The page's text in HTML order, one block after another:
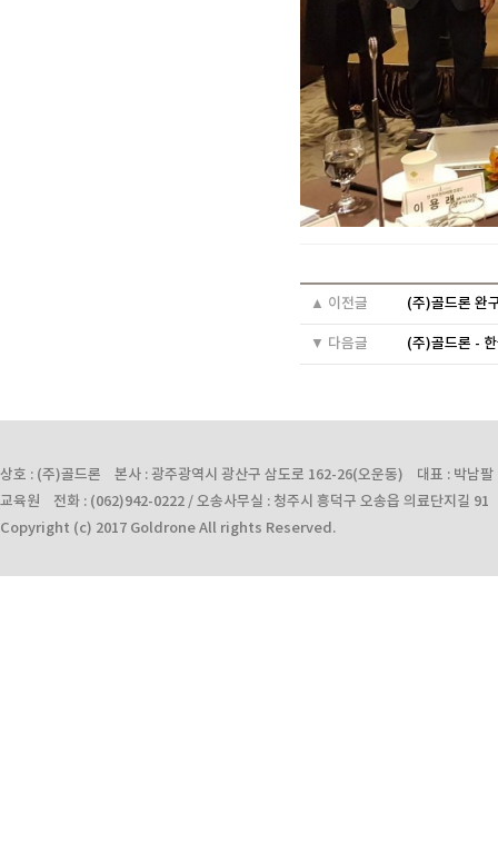
▲ 이전글 (주)골드론 완
▼ 다음글 (주)골드론 -
상호 : (주)골드론 본사 : 광주광역시 광산구 삼도로 162-26(오운동) 대표 : 박
교육원 전화 : (062)942-0222 / 오송사무실 : 청주시 흥덕구 오송읍 의료단지길
Copyright (c) 2017 Goldrone All rights Reserved.